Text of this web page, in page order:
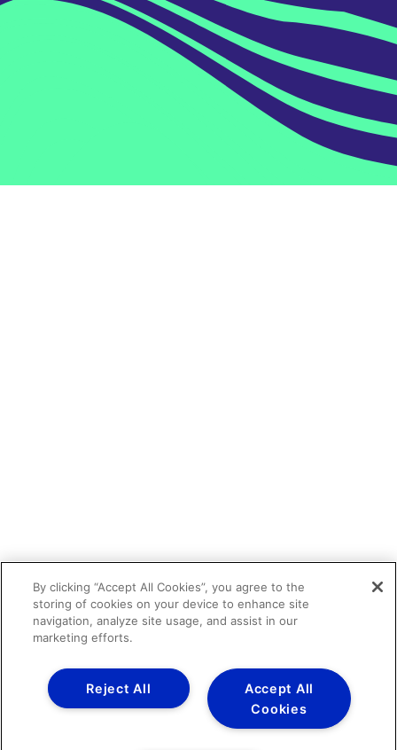
By clicking “Accept All Cookies”, you agree to the
storing of cookies on your device to enhance site
navigation, analyze site usage, and assist in our
marketing efforts.
Accept All
Cookies
Reject All